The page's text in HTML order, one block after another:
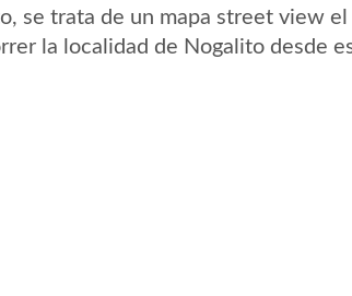
se trata de un mapa street view el
la localidad de Nogalito desde